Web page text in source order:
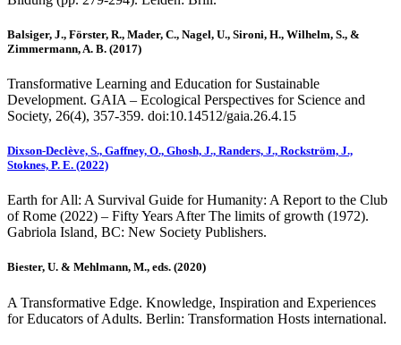
Balsiger, J., Förster, R., Mader, C., Nagel, U., Sironi, H., Wilhelm, S., &
Zimmermann, A. B. (2017)
Transformative Learning and Education for Sustainable
Development. GAIA – Ecological Perspectives for Science and
Society, 26(4), 357-359. doi:10.14512/gaia.26.4.15
Dixson-Declève, S., Gaffney, O., Ghosh, J., Randers, J., Rockström, J.,
Stoknes, P. E. (2022)
Earth for All: A Survival Guide for Humanity: A Report to the Club
of Rome (2022) – Fifty Years After The limits of growth (1972).
Gabriola Island, BC: New Society Publishers.
Biester, U. & Mehlmann, M., eds. (2020)
A Transformative Edge. Knowledge, Inspiration and Experiences
for Educators of Adults. Berlin: Transformation Hosts international.